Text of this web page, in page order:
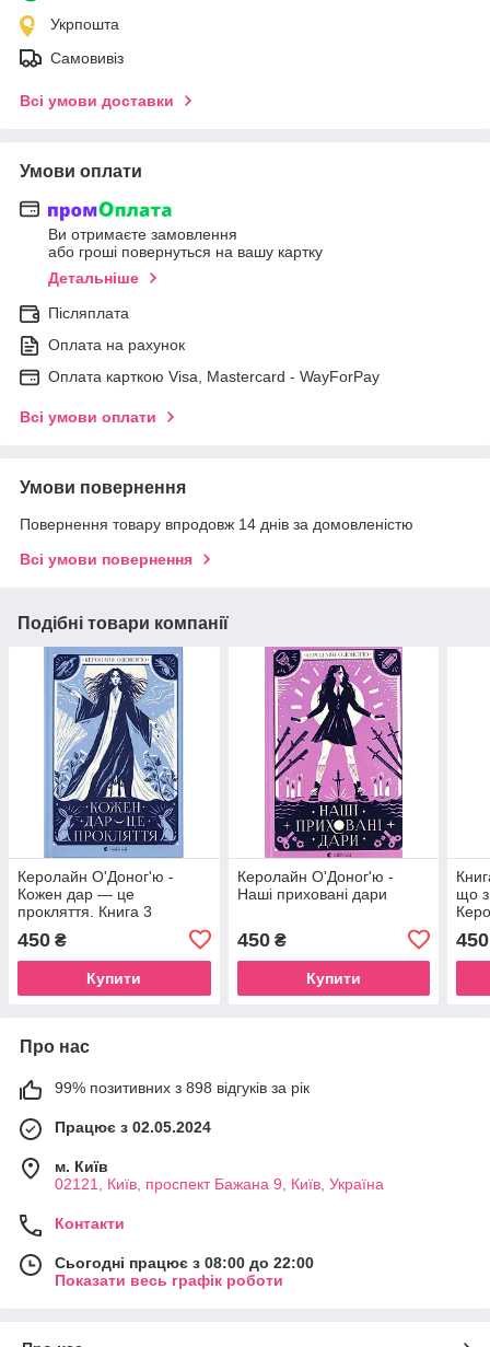
Укрпошта
Самовивіз
Всі умови доставки
Умови оплати
Ви отримаєте замовлення
або гроші повернуться на вашу картку
Детальніше
Післяплата
Оплата на рахунок
Оплата карткою Visa, Mastercard - WayForPay
Всі умови оплати
Умови повернення
Повернення товару впродовж 14 днів за домовленістю
Всі умови повернення
Подібні товари компанії
Керолайн О'Доног'ю -
Кожен дар — це
прокляття. Книга 3
450 ₴
Купити
Керолайн О'Доног'ю -
Наші приховані дари
450₴
Купити
що
450
Про нас
99% позитивних з 898 відгуків за рік
Працює з 02.05.2024
м. Київ
02121, Київ, проспект Бажана 9, Київ, Україна
Контакти
Сьогодні працює з 08:00 до 22:00
Показати весь графік роботи